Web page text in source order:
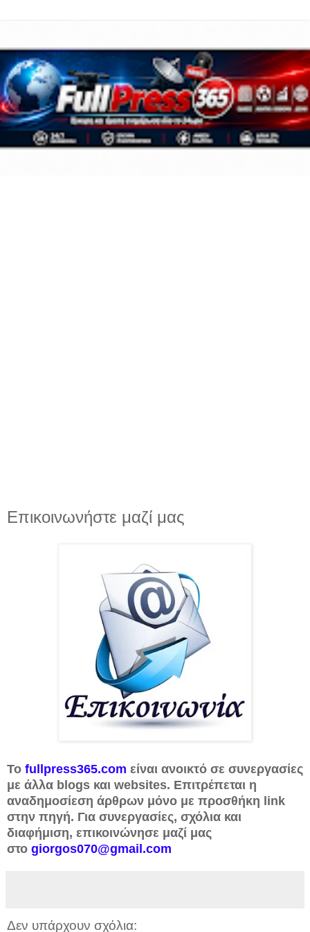
Επικοινωνήστε μαζί μας
Το fullpress365.com είναι ανοικτό σε συνεργασίες
με άλλα blogs και websites. Επιτρέπεται η
αναδημοσίεση άρθρων μόνο με προσθήκη link
στην πηγή. Για συνεργασίες, σχόλια και
διαφήμιση, επικοινώνησε μαζί μας
στο giorgos070@gmail.com
Δεν υπάρχουν σχόλια: